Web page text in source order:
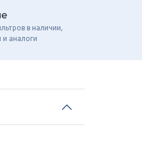
в наличии,
и аналоги